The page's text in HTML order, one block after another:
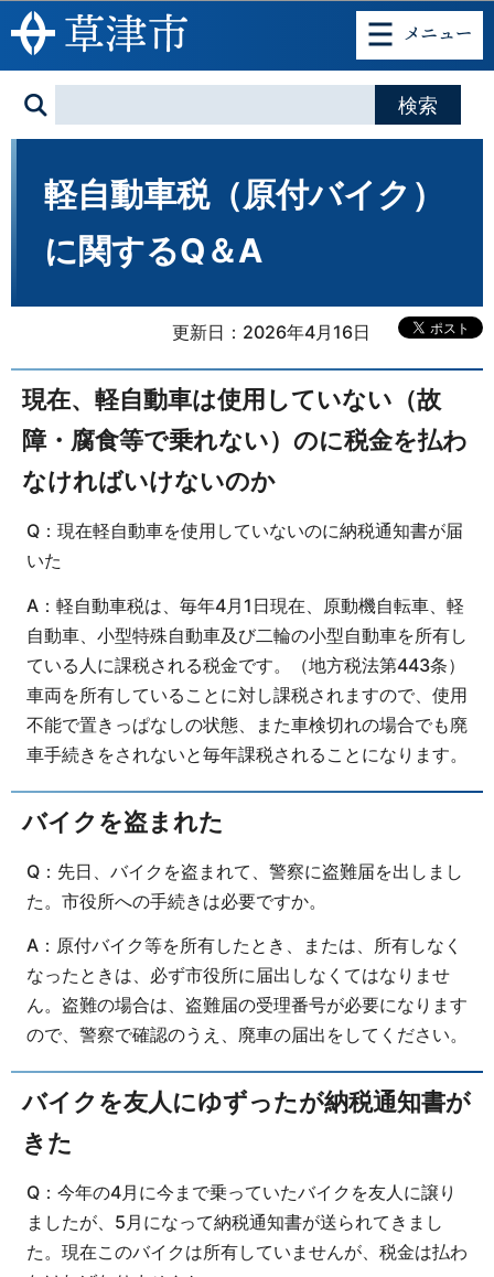
このページの本文へ移動
軽自動車税（原付バイク）
に関するQ＆A
更新日：2026年4月16日
現在、軽自動車は使用していない（故
障・腐食等で乗れない）のに税金を払わ
なければいけないのか
Q：現在軽自動車を使用していないのに納税通知書が届
いた
A：軽自動車税は、毎年4月1日現在、原動機自転車、軽
自動車、小型特殊自動車及び二輪の小型自動車を所有し
ている人に課税される税金です。（地方税法第443条）
車両を所有していることに対し課税されますので、使用
不能で置きっぱなしの状態、また車検切れの場合でも廃
車手続きをされないと毎年課税されることになります。
バイクを盗まれた
Q：先日、バイクを盗まれて、警察に盗難届を出しまし
た。市役所への手続きは必要ですか。
A：原付バイク等を所有したとき、または、所有しなく
なったときは、必ず市役所に届出しなくてはなりませ
ん。盗難の場合は、盗難届の受理番号が必要になります
ので、警察で確認のうえ、廃車の届出をしてください。
バイクを友人にゆずったが納税通知書が
きた
Q：今年の4月に今まで乗っていたバイクを友人に譲り
ましたが、5月になって納税通知書が送られてきまし
た。現在このバイクは所有していませんが、税金は払わ